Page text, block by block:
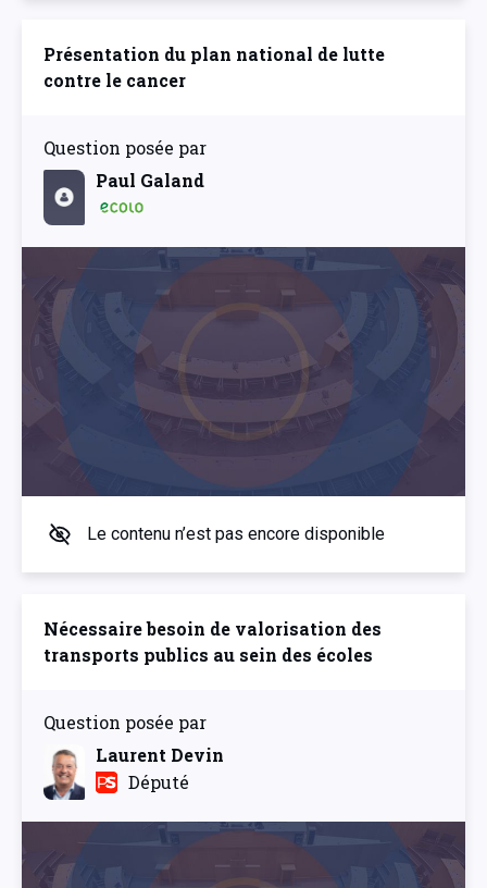
Présentation du plan national de lutte
contre le cancer
Question posée par
Paul Galand
Le contenu n’est pas encore disponible
Nécessaire besoin de valorisation des
transports publics au sein des écoles
Question posée par
Laurent Devin
Député